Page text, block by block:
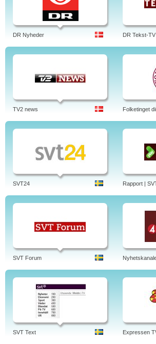
DR Nyheder DR Tekst-TV
TV2 news Folketinget
SVT24 Rapport |
SVT Forum
SVT Text Expressen